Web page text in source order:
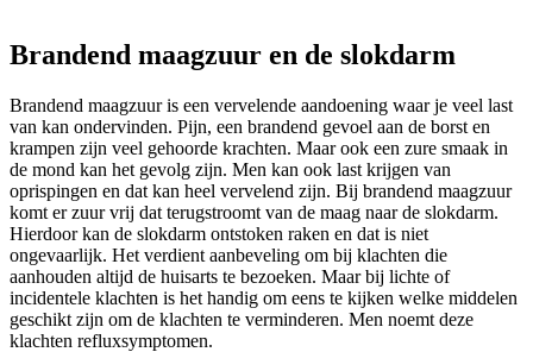
Brandend maagzuur en de slokdarm
Brandend maagzuur is een vervelende aandoening waar je veel last
van kan ondervinden. Pijn, een brandend gevoel aan de borst en
krampen zijn veel gehoorde krachten. Maar ook een zure smaak in
de mond kan het gevolg zijn. Men kan ook last krijgen van
oprispingen en dat kan heel vervelend zijn. Bij brandend maagzuur
komt er zuur vrij dat terugstroomt van de maag naar de slokdarm.
Hierdoor kan de slokdarm ontstoken raken en dat is niet
ongevaarlijk. Het verdient aanbeveling om bij klachten die
aanhouden altijd de huisarts te bezoeken. Maar bij lichte of
incidentele klachten is het handig om eens te kijken welke middelen
geschikt zijn om de klachten te verminderen. Men noemt deze
klachten refluxsymptomen.